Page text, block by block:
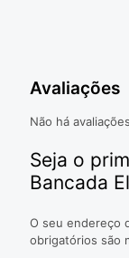
Avaliações
Não há
Seja o
Bancada
O seu endereço
obrigatórios são